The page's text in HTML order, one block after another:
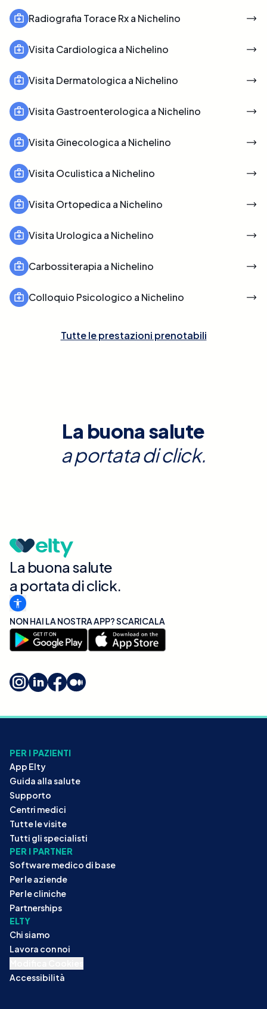
Radiografia Torace Rx a Nichelino
Visita Cardiologica a Nichelino
Visita Dermatologica a Nichelino
Visita Gastroenterologica a Nichelino
Visita Ginecologica a Nichelino
Visita Oculistica a Nichelino
Visita Ortopedica a Nichelino
Visita Urologica a Nichelino
Carbossiterapia a Nichelino
Colloquio Psicologico a Nichelino
Tutte le prestazioni prenotabili
La buona salute
a portata di click.
La buona salute
a portata di click.
NON HAI LA NOSTRA APP? SCARICALA
PER I PAZIENTI
App Elty
Guida alla salute
Supporto
Centri medici
Tutte le visite
Tutti gli specialisti
PER I PARTNER
Software medico di base
Per le aziende
Per le cliniche
Partnerships
ELTY
Chi siamo
Lavora con noi
Accessibilità